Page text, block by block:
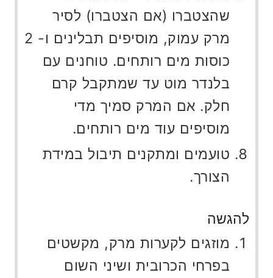
שהצטברו (אם הצטברו) לסיר
מרק עמוק, מוסיפים תבלינים ו- 2
כוסות מים רותחים. טוחנים עם
בלנדר מוט עד שמתקבל קרם
חלק. אם המרק סמיך מדי
מוסיפים עוד מים רותחים.
טועמים ומתקנים תיבול במידת
הצורך.
להגשה
מוזגים לקערות מרק, מקשטים
בפרחי הכרובית ושיני השום